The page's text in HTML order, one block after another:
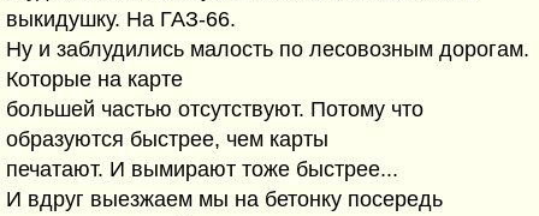
выкидушку. На ГАЗ-66.
Ну и заблудились малость по лесовозным дорогам.
Которые на карте
большей частью отсутствуют. Потому что
образуются быстрее, чем карты
печатают. И вымирают тоже быстрее...
И вдруг выезжаем мы на бетонку посередь